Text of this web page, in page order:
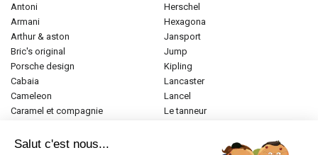
antoni
armani
arthur & aston
bric's original
porsche design
cabaia
cameleon
caramel et compagnie
donna celi
herschel
hexagona
jansport
jump
kipling
lancaster
lancel
le tanneur
Salut c'est nous...